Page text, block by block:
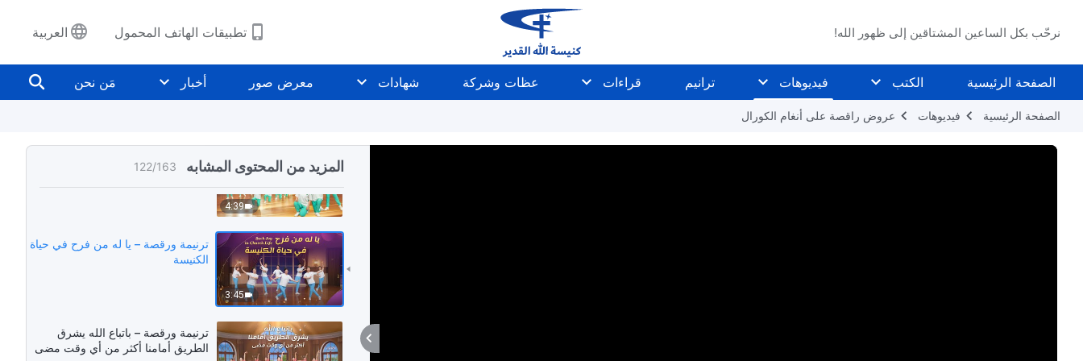
نرحّب بكل الساعين المشتاقين إلى ظهور الله! تطبيقات الهاتف المحمول العربية
الصفحة الرئيسية الكتب فيديوهات ترانيم قراءات عظات وشركة شهادات معرض صور أخبار مَن نحن
الصفحة الرئيسية فيديوهات عروض راقصة على أنغام الكورال
المزيد من المحتوى المشابه 122/163
4:39
إلى اليوم
3:45
ترنيمة ورقصة – يا له من فرح في حياة
الكنيسة
ترنيمة ورقصة – باتباع الله يشرق
الطريق أمامنا أكثر من أي وقت مضى